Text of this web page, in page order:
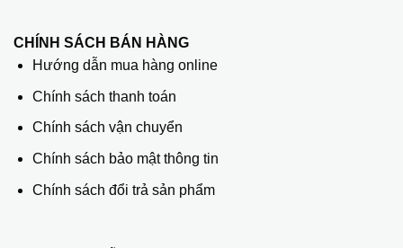
CHÍNH SÁCH BÁN HÀNG
Hướng dẫn mua hàng online
Chính sách thanh toán
Chính sách vận chuyển
Chính sách bảo mật thông tin
Chính sách đổi trả sản phẩm